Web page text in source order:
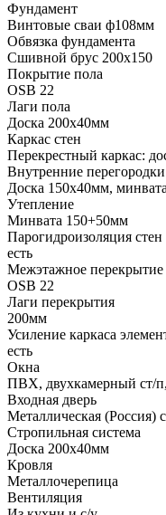
Фундамент
Винтовые сваи ф108мм
Обвязка фундамента
Сшивной брус 200х150
Покрытие пола
ОSB 22
Лаги пола
Доска 200х40мм
Каркас стен
Перекрестный каркас:
Внутренние перегородки
Доска 150х40мм,
Утепление
Минвата 150+50мм
Парогидроизоляция стен
есть
Межэтажное перекрытие
OSB 22
Лаги перекрытия
200мм
Усиление каркаса
есть
Окна
ПВХ, двухкамерный ст/п,
Входная дверь
Металлическая (Россия)
Стропильная система
Доска 200х40мм
Кровля
Металлочерепица
Вентиляция